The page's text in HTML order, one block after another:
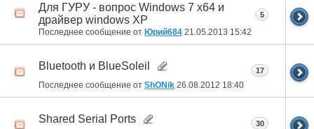
Для ГУРУ - вопрос Windows 7 x64 и
драйвер windows XP
Последнее сообщение от Юрий684 21.05.2013 15:42
5
Bluetooth и BlueSoleil
Последнее сообщение от ShONik 26.08.2012 18:40
17
Shared Serial Ports 30